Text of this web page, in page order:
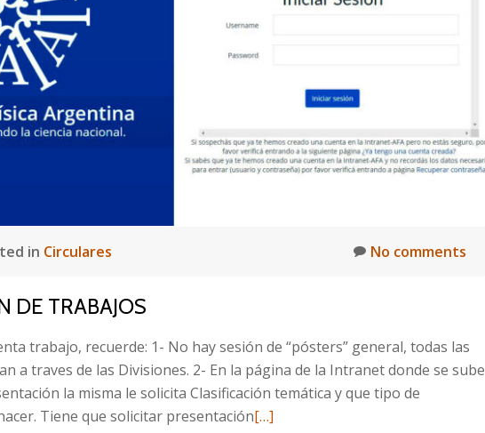
in Circulares No comments
DE TRABAJOS
trabajo, recuerde: 1- No hay sesión de “pósters” general, todas las
a traves de las Divisiones. 2- En la página de la Intranet donde se sube
la misma le solicita Clasificación temática y que tipo de
Tiene que solicitar presentaciónRead
[…]